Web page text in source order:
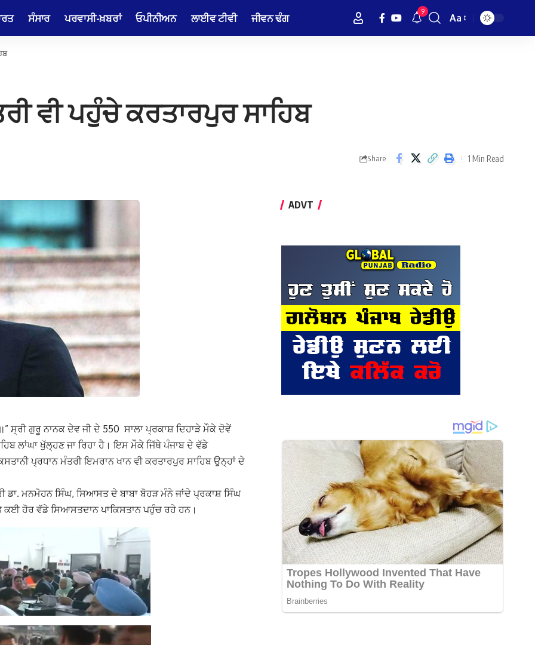
ਸੰਸਾਰ ਪਰਵਾਸੀ-ਖ਼ਬਰਾਂ ਓਪੀਨੀਅਨ ਲਾਈਵ ਟੀਵੀ ਜੀਵਨ ਢੰਗ 9
Font
Aa
ਵੀ ਪਹੁੰਚੇ ਕਰਤਾਰਪੁਰ ਸਾਹਿਬ
Share 1 Min Read
ਸ੍ਰੀ ਗੁਰੂ ਨਾਨਕ ਦੇਵ ਜੀ ਦੇ 550 ਸਾਲਾ ਪ੍ਰਕਾਸ਼ ਦਿਹਾੜੇ ਮੌਕੇ ਦੋਵੇਂ
ਲਾਂਘਾ ਖੁੱਲ੍ਹਣ ਜਾ ਰਿਹਾ ਹੈ। ਇਸ ਮੌਕੇ ਜਿੱਥੇ ਪੰਜਾਬ ਦੇ ਵੱਡੇ
ਪ੍ਰਧਾਨ ਮੰਤਰੀ ਇਮਰਾਨ ਖਾਨ ਵੀ ਕਰਤਾਰਪੁਰ ਸਾਹਿਬ ਉਨ੍ਹਾਂ ਦੇ
ਮਨਮੋਹਨ ਸਿੰਘ, ਸਿਆਸਤ ਦੇ ਬਾਬਾ ਬੋਹੜ ਮੰਨੇ ਜਾਂਦੇ ਪ੍ਰਕਾਸ਼ ਸਿੰਘ
ਹੋਰ ਵੱਡੇ ਸਿਆਸਤਦਾਨ ਪਾਕਿਸਤਾਨ ਪਹੁੰਚ ਰਹੇ ਹਨ।
ADVT